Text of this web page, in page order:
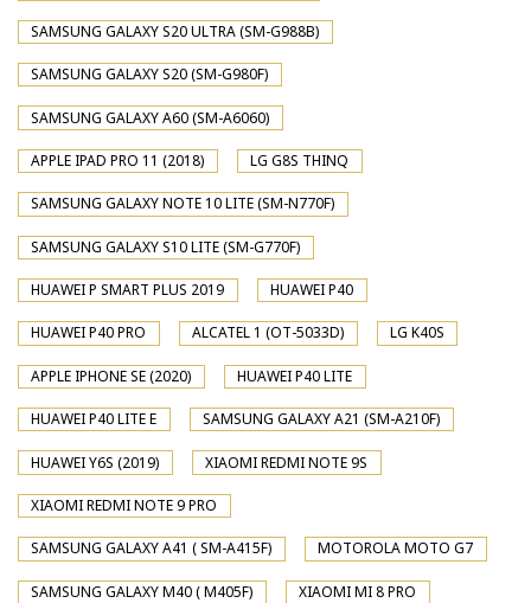
SAMSUNG GALAXY S20 ULTRA (SM-G988B)
SAMSUNG GALAXY S20 (SM-G980F)
SAMSUNG GALAXY A60 (SM-A6060)
APPLE IPAD PRO 11 (2018) LG G8S THINQ
SAMSUNG GALAXY NOTE 10 LITE (SM-N770F)
SAMSUNG GALAXY S10 LITE (SM-G770F)
HUAWEI P SMART PLUS 2019 HUAWEI P40
HUAWEI P40 PRO ALCATEL 1 (OT-5033D) LG K40S
APPLE IPHONE SE (2020) HUAWEI P40 LITE
HUAWEI P40 LITE E SAMSUNG GALAXY A21 (SM-A210F)
HUAWEI Y6S (2019) XIAOMI REDMI NOTE 9S
XIAOMI REDMI NOTE 9 PRO
SAMSUNG GALAXY A41 ( SM-A415F) MOTOROLA MOTO G7
SAMSUNG GALAXY M40 ( M405F) XIAOMI MI 8 PRO